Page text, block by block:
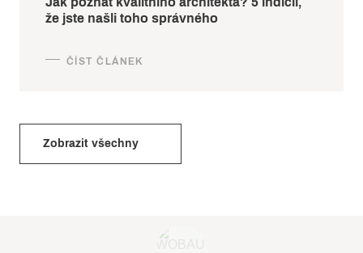
že jste našli toho správného
Zobrazit všechny